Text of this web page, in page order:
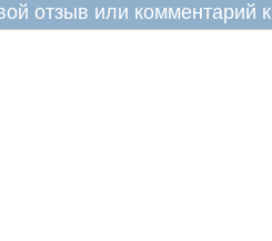
отзыв или комментарий